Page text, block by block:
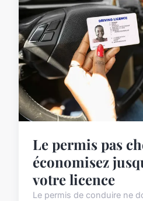
Le permis pas
économisez
votre licence
Le permis de conduire ne